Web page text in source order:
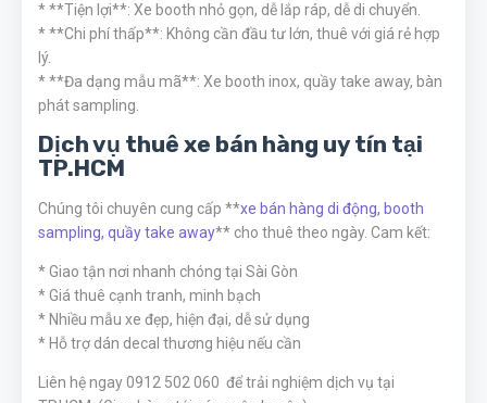
* **Tiện lợi**: Xe booth nhỏ gọn, dễ lắp ráp, dễ di chuyển.
* **Chi phí thấp**: Không cần đầu tư lớn, thuê với giá rẻ hợp
lý.
* **Đa dạng mẫu mã**: Xe booth inox, quầy take away, bàn
phát sampling.
Dịch vụ thuê xe bán hàng uy tín tại
TP.HCM
Chúng tôi chuyên cung cấp **xe bán hàng di động, booth
sampling, quầy take away** cho thuê theo ngày. Cam kết:
* Giao tận nơi nhanh chóng tại Sài Gòn
* Giá thuê cạnh tranh, minh bạch
* Nhiều mẫu xe đẹp, hiện đại, dễ sử dụng
* Hỗ trợ dán decal thương hiệu nếu cần
Liên hệ ngay 0912 502 060 để trải nghiệm dịch vụ tại